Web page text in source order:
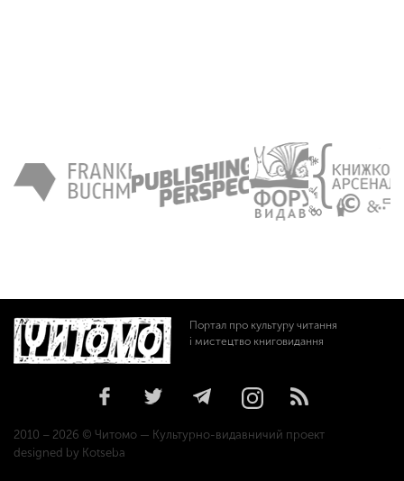
Портал про культуру читання
і мистецтво книговидання
2010 – 2026 © Читомо — Культурно-видавничий проект
designed by Kotseba